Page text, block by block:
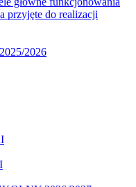
przyjęte do realizacji
2026